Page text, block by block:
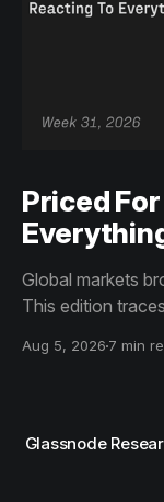
Priced
Global markets
This edition
than
Aug 5, 2026 7 min
Glassnode